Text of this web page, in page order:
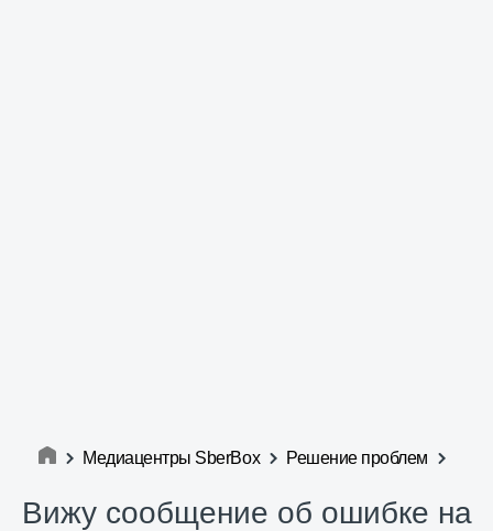
Медиацентры SberBox Решение проблем
Вижу сообщение об ошибке на